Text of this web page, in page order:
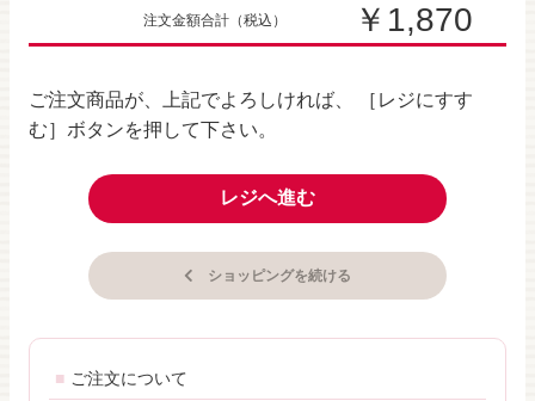
注文金額合計 （税込） ￥1,870
ご注文商品が、上記でよろしければ、 ［レジにすす
む］ボタンを押して下さい。
ショッピングを続ける
レジへ進む
ご注文について